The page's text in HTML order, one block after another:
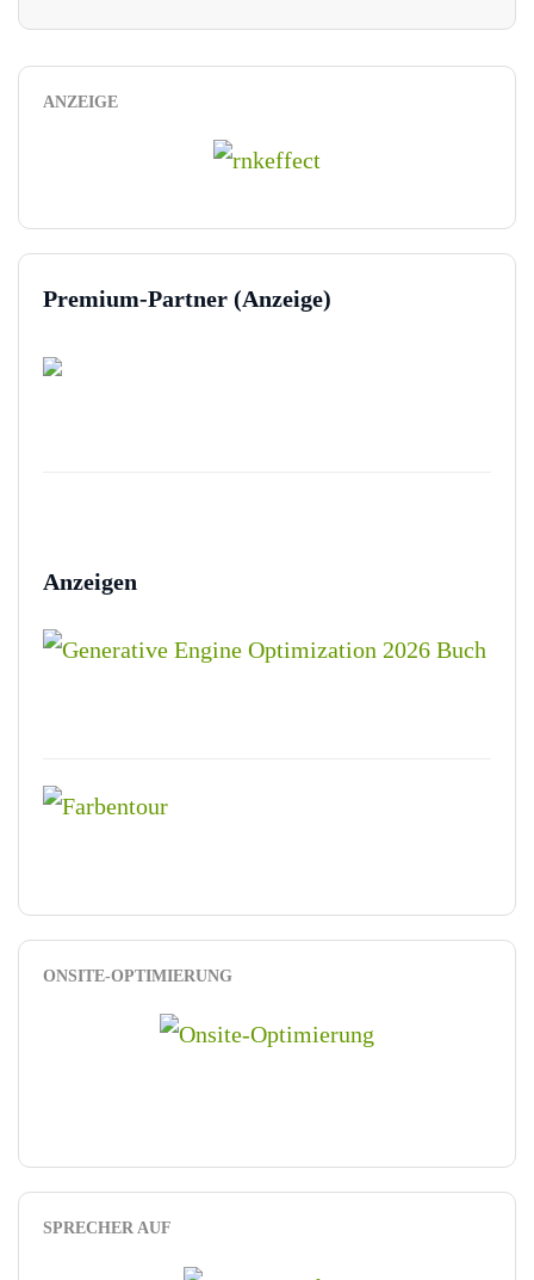
ANZEIGE
Premium-Partner (Anzeige)
Anzeigen
ONSITE-OPTIMIERUNG
SPRECHER AUF